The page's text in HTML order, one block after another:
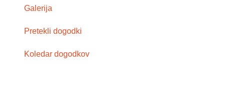
Galerija
Pretekli dogodki
Koledar dogodkov